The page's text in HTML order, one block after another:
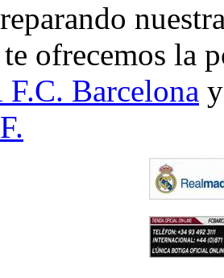
ofrecemos la
Barcelona